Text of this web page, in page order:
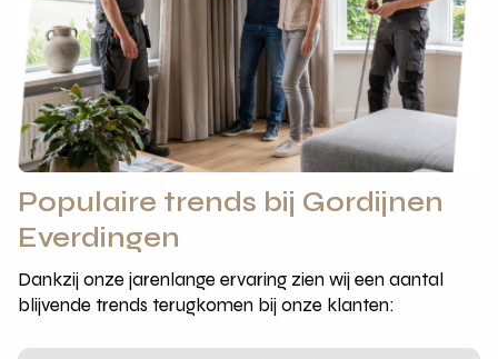
Populaire trends bij Gordijnen
Everdingen
Dankzij onze jarenlange ervaring zien wij een aantal
blijvende trends terugkomen bij onze klanten: